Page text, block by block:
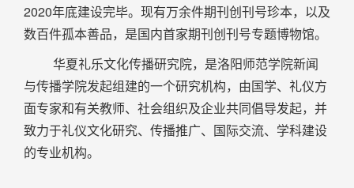
2020年底建设完毕。现有万余件期刊创刊号珍本，以及
数百件孤本善品，是国内首家期刊创刊号专题博物馆。
华夏礼乐文化传播研究院，是洛阳师范学院新闻
与传播学院发起组建的一个研究机构，由国学、礼仪方
面专家和有关教师、社会组织及企业共同倡导发起，并
致力于礼仪文化研究、传播推广、国际交流、学科建设
的专业机构。